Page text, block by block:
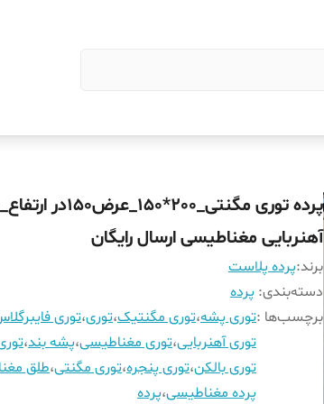
آهنربایی مغناطیسی ارسال رایگان
برند:پرده پلاست
دسته‌بندی: پرده
برچسب‌ها :توری پشه،توری مگنتیک،توری،توری
توری آهنربایی،توری مغناطیسی،پشه بند،
توری بالکن،توری پنجره،توری مگنتی،طلق
پرده مغناطیسی،پرده